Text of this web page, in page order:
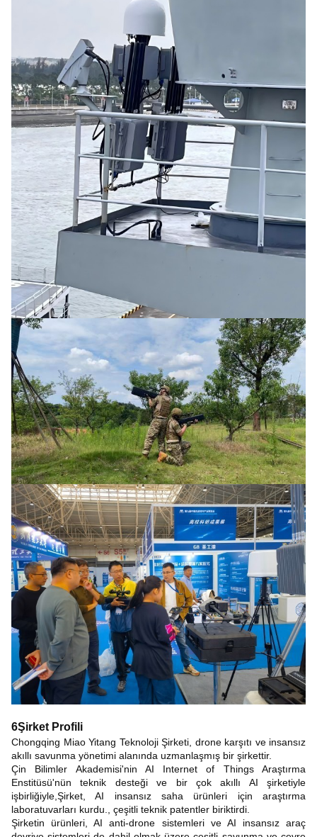
6Şirket Profili
Chongqing Miao Yitang Teknoloji Şirketi, drone karşıtı ve insansız
akıllı savunma yönetimi alanında uzmanlaşmış bir şirkettir.
Çin Bilimler Akademisi'nin AI Internet of Things Araştırma
Enstitüsü'nün teknik desteği ve bir çok akıllı AI şirketiyle
işbirliğiyle,Şirket, AI insansız saha ürünleri için araştırma
laboratuvarları kurdu., çeşitli teknik patentler biriktirdi.
Şirketin ürünleri, AI anti-drone sistemleri ve AI insansız araç